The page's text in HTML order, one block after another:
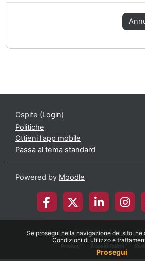
Se prosegui nella navigazione del sito,
Condizioni di utilizzo e
Prosegui
Ospite (Login)
Politiche
Ottieni l'app mobile
Passa al tema standard
Powered by Moodle
© 2026 Università degli Studi di